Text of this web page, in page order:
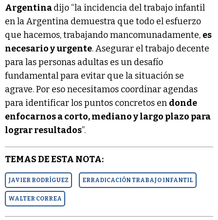
Argentinadijo “la incidencia del trabajo infantil
en la Argentina demuestra que todo el esfuerzo
que hacemos, trabajando mancomunadamente, es
necesario y urgente. Asegurar el trabajo decente
para las personas adultas es un desafío
fundamental para evitar que la situación se
agrave. Por eso necesitamos coordinar agendas
para identificar los puntos concretos en donde
enfocarnos a corto, mediano y largo plazo para
lograr resultados”.
TEMAS DE ESTA NOTA:
JAVIER RODRÍGUEZ ERRADICACIÓN TRABAJO INFANTIL
WALTER CORREA